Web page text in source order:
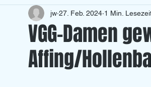
Krafttraining und Vorbereitung
U11/U12 U14 Left
VGG-Damen
Affing/
jw 27. Feb. 2024 1 Min.